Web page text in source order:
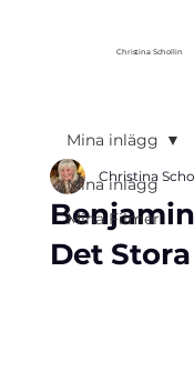
Christina Schollin
Mina inlägg
Mina Filmer
Mina inlägg
Det
Christina